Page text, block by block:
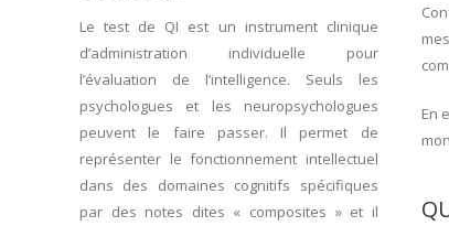
Le test de QI est un instrument clinique
d’administration individuelle pour
l’évaluation de l’intelligence. Seuls les
psychologues et les neuropsychologues
peuvent le faire passer. Il permet de
représenter le fonctionnement intellectuel
dans des domaines cognitifs spécifiques
par des notes dites « composites » et il
En